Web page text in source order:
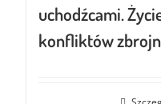
uchodźcami.
konfliktów